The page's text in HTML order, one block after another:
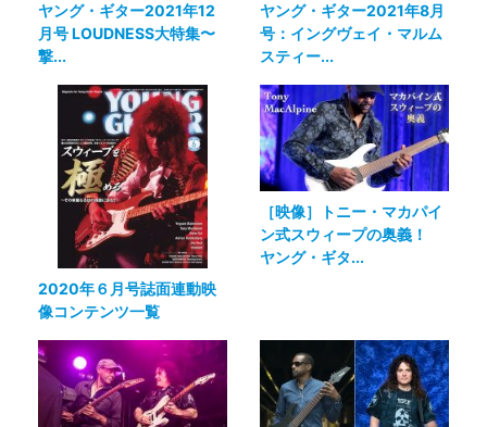
ヤング・ギター2021年12
月号 LOUDNESS大特集〜
撃...
ヤング・ギター2021年8月
号：イングヴェイ・マルム
スティー...
2020年６月号誌面連動映
像コンテンツ一覧
［映像］トニー・マカパイ
ン式スウィープの奥義！
ヤング・ギタ...